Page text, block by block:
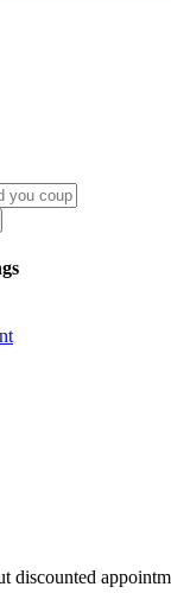
discounted